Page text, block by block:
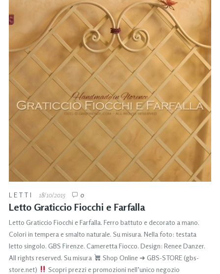
LETTI 18/10/2015 0
Letto Graticcio Fiocchi e Farfalla
Letto Graticcio Fiocchi e Farfalla. Ferro battuto e decorato a mano.
Colori in tempera e smalto naturale. Su misura. Nella foto: testata
letto singolo. GBS Firenze. Cameretta Fiocco. Design: Renee Danzer.
All rights reserved. Su misura
Shop Online ➜ GBS-STORE (gbs-
store.net)
Scopri prezzi e promozioni nell’unico negozio